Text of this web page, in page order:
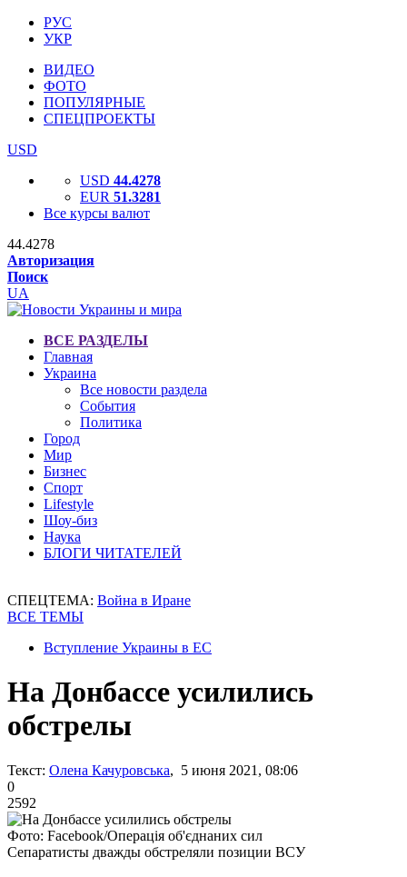
РУС
УКР
ВИДЕО
ФОТО
ПОПУЛЯРНЫЕ
СПЕЦПРОЕКТЫ
USD
USD 44.4278
EUR 51.3281
Все курсы валют
44.4278
Авторизация
Поиск
UA
ВСЕ РАЗДЕЛЫ
Главная
Украина
Все новости раздела
События
Политика
Город
Мир
Бизнес
Спорт
Lifestyle
Шоу-биз
Наука
БЛОГИ ЧИТАТЕЛЕЙ
СПЕЦТЕМА: Война в Иране
ВСЕ ТЕМЫ
Вступление Украины в ЕС
На Донбассе усилились
обстрелы
Текст: Олена Качуровська, 5 июня 2021, 08:06
0
2592
Фото: Facebook/Операція об'єднаних сил
Сепаратисты дважды обстреляли позиции ВСУ